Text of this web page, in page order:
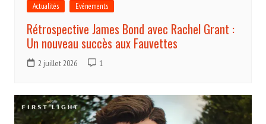
Actualités Evénements
Rétrospective James Bond avec Rachel Grant :
Un nouveau succès aux Fauvettes
2 juillet 2026 1